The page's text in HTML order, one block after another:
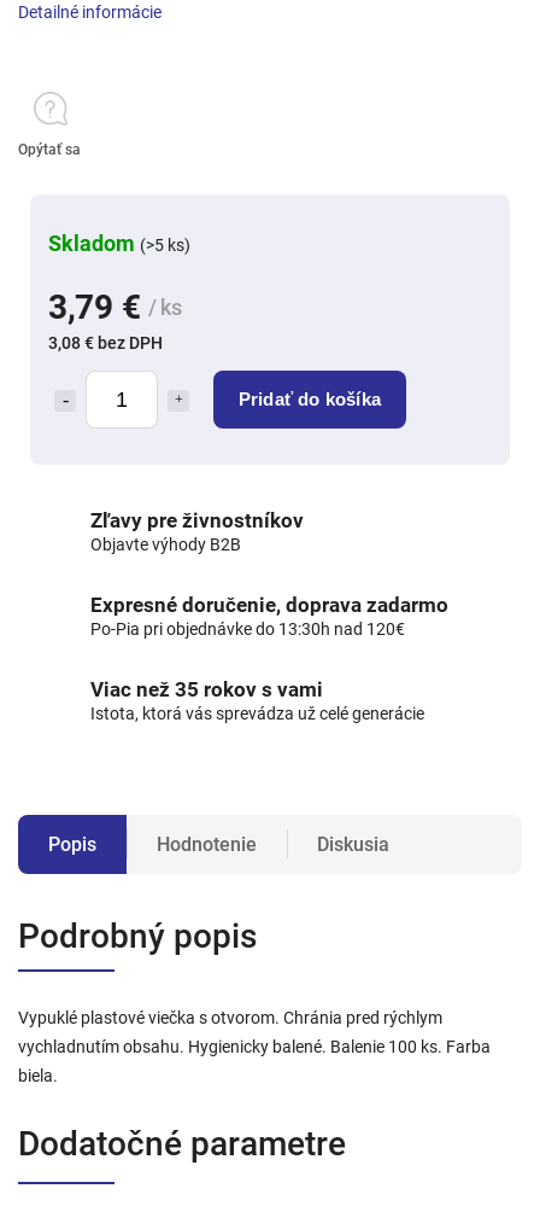
3,79 € / ks
3,08 € bez DPH
Pridať do košíka
Skladom (>5 ks)
Detailné informácie
Opýtať sa
Zľavy pre živnostníkov
Objavte výhody B2B
Expresné doručenie, doprava zadarmo
Po-Pia pri objednávke do 13:30h nad 120€
Viac než 35 rokov s vami
Istota, ktorá vás sprevádza už celé generácie
Popis Hodnotenie Diskusia
Podrobný popis
Vypuklé plastové viečka s otvorom. Chránia pred rýchlym
vychladnutím obsahu. Hygienicky balené. Balenie 100 ks. Farba
biela.
Dodatočné parametre